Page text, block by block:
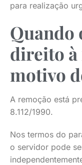
para realização
Quando
direito à
motivo
A remoção está
8.112/1990.
Nos termos do
o servidor pode